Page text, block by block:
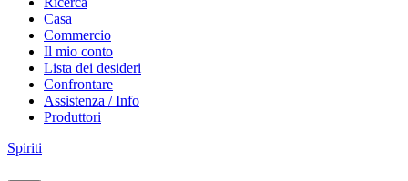
Casa
Commercio
Il mio conto
Lista dei desideri
Confrontare
Assistenza / Info
Produttori
Spiriti